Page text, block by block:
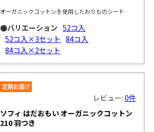
オーガニックコットンを使用したおりものシート
●バリエーション 52コ入
52コ入×3セット
84コ入
84コ入×2セット
レビュー:0件
ソフィ はだおもい オーガニックコットン
210 羽つき